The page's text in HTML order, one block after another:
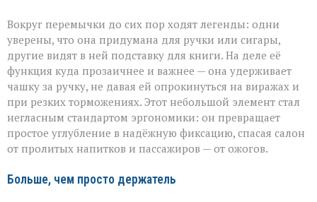
Вокруг перемычки до сих пор ходят легенды: одни
уверены, что она придумана для ручки или сигары,
другие видят в ней подставку для книги. На деле её
функция куда прозаичнее и важнее — она удерживает
чашку за ручку, не давая ей опрокинуться на виражах и
при резких торможениях. Этот небольшой элемент стал
негласным стандартом эргономики: он превращает
простое углубление в надёжную фиксацию, спасая салон
от пролитых напитков и пассажиров — от ожогов.
Больше, чем просто держатель